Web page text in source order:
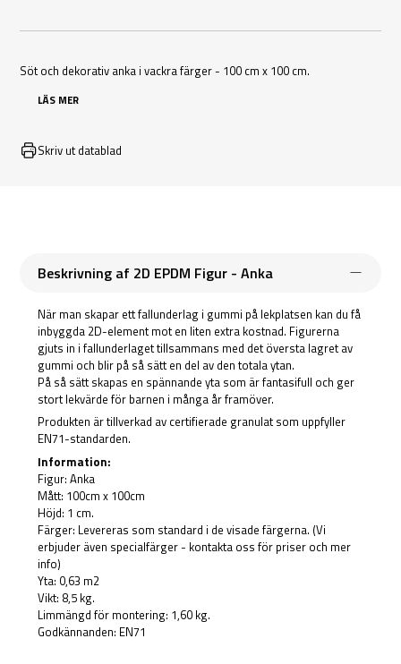
Söt och dekorativ anka i vackra färger - 100 cm x 100 cm.
LÄS MER
Skriv ut datablad
Beskrivning af 2D EPDM Figur - Anka
När man skapar ett fallunderlag i gummi på lekplatsen kan du få
inbyggda 2D-element mot en liten extra kostnad. Figurerna
gjuts in i fallunderlaget tillsammans med det översta lagret av
gummi och blir på så sätt en del av den totala ytan.
På så sätt skapas en spännande yta som är fantasifull och ger
stort lekvärde för barnen i många år framöver.
Produkten är tillverkad av certifierade granulat som uppfyller
EN71-standarden.
Information:
Figur: Anka
Mått: 100cm x 100cm
Höjd: 1 cm.
Färger: Levereras som standard i de visade färgerna. (Vi
erbjuder även specialfärger - kontakta oss för priser och mer
info)
Yta: 0,63 m2
Vikt: 8,5 kg.
Limmängd för montering: 1,60 kg.
Godkännanden: EN71